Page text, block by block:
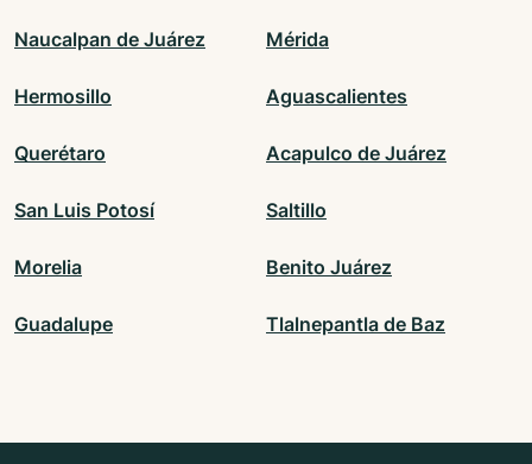
Naucalpan de Juárez Mérida
Hermosillo Aguascalientes
Querétaro Acapulco de Juárez
San Luis Potosí Saltillo
Morelia Benito Juárez
Guadalupe Tlalnepantla de Baz